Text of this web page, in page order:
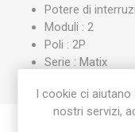
Potere di
Moduli : 2
Poli : 2P
Serie : Matix
I cookie ci
nostri servizi,